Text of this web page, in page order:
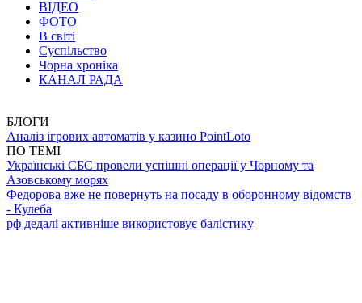
ВІДЕО
ФОТО
В світі
Суспільство
Чорна хроніка
КАНАЛ РАДА
БЛОГИ
Аналіз ігрових автоматів у казино PointLoto
ПО ТЕМІ
Українські СБС провели успішні операції у Чорному та
Азовському морях
Федорова вже не повернуть на посаду в оборонному відомств
- Кулеба
рф дедалі активніше використовує балістику